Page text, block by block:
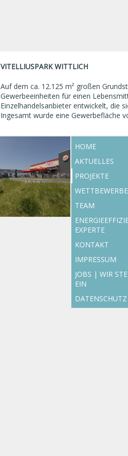
VITELLIUSPARK WITTLICH
Auf dem ca. 12.125 m² großen
Gewerbeeinheiten für einen
Einzelhandelsanbieter entwickelt, die
Ingesamt wurde eine Gewerbefläche
HOME
AKTUELLES
PROJEKTE
WETTBEWERBE
TEAM
EXPERTE
KONTAKT
IMPRESSUM
JOBS | WIR
EIN
DATENSCHUTZ